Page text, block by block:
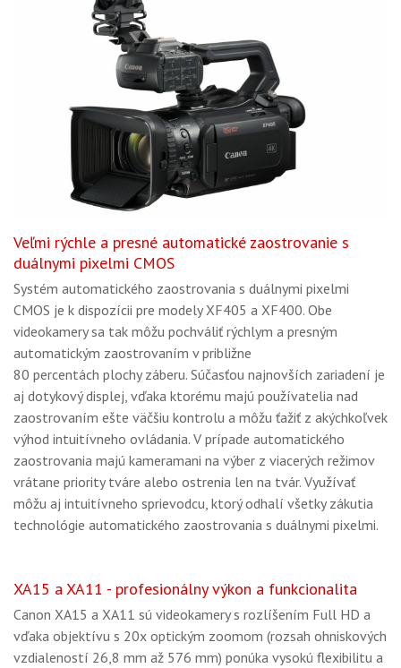
Veľmi rýchle a presné automatické zaostrovanie s
duálnymi pixelmi CMOS
Systém automatického zaostrovania s duálnymi pixelmi
CMOS je k dispozícii pre modely XF405 a XF400. Obe
videokamery sa tak môžu pochváliť rýchlym a presným
automatickým zaostrovaním v približne
80 percentách plochy záberu. Súčasťou najnovších zariadení je
aj dotykový displej, vďaka ktorému majú používatelia nad
zaostrovaním ešte väčšiu kontrolu a môžu ťažiť z akýchkoľvek
výhod intuitívneho ovládania. V prípade automatického
zaostrovania majú kameramani na výber z viacerých režimov
vrátane priority tváre alebo ostrenia len na tvár. Využívať
môžu aj intuitívneho sprievodcu, ktorý odhalí všetky zákutia
technológie automatického zaostrovania s duálnymi pixelmi.
XA15 a XA11 - profesionálny výkon a funkcionalita
Canon XA15 a XA11 sú videokamery s rozlíšením Full HD a
vďaka objektívu s 20x optickým zoomom (rozsah ohniskových
vzdialeností 26,8 mm až 576 mm) ponúka vysokú flexibilitu a